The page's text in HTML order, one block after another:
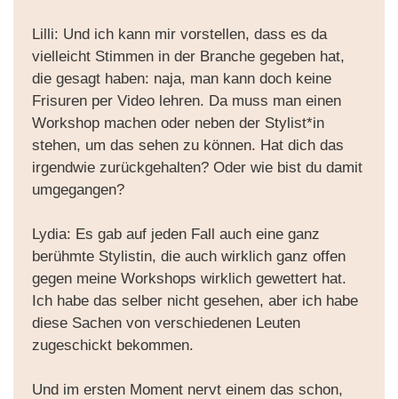
Lilli: Und ich kann mir vorstellen, dass es da
vielleicht Stimmen in der Branche gegeben hat,
die gesagt haben: naja, man kann doch keine
Frisuren per Video lehren. Da muss man einen
Workshop machen oder neben der Stylist*in
stehen, um das sehen zu können. Hat dich das
irgendwie zurückgehalten? Oder wie bist du damit
umgegangen?
Lydia: Es gab auf jeden Fall auch eine ganz
berühmte Stylistin, die auch wirklich ganz offen
gegen meine Workshops wirklich gewettert hat.
Ich habe das selber nicht gesehen, aber ich habe
diese Sachen von verschiedenen Leuten
zugeschickt bekommen.
Und im ersten Moment nervt einem das schon,